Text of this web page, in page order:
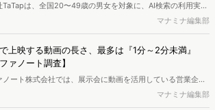
TaTapは、全国20〜49歳の男女を対象に、AI検索の利用実態
知った商品をどこで確かめているかを調査し、結果を公開し
マナミナ編集部
上映する動画の長さ、最多は『1分～2分未満』
ァノート調査】
ノート株式会社では、展示会に動画を活用している営業企
ケティング担当者を対象に、展示会における動画活用の実態
施し、結果を公開しました。
マナミナ編集部